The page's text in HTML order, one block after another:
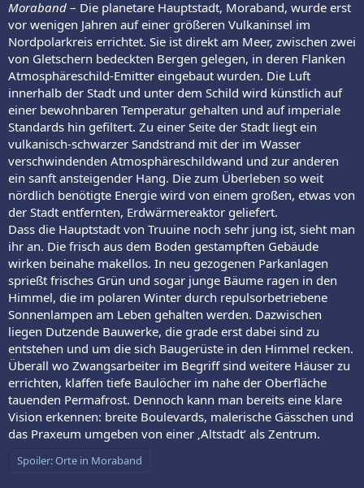
Moraband – Die planetare Hauptstadt, Moraband, wurde erst
vor wenigen Jahren auf einer größeren Vulkaninsel im
Nordpolarkreis errichtet. Sie ist direkt am Meer, zwischen zwei
von Gletschern bedeckten Bergen gelegen, in deren Flanken
Atmosphäreschild-Emitter eingebaut wurden. Die Luft
innerhalb der Stadt und unter dem Schild wird künstlich auf
einer bewohnbaren Temperatur gehalten und auf imperiale
Standards hin gefiltert. Zu einer Seite der Stadt liegt ein
vulkanisch-schwarzer Sandstrand mit der im Wasser
verschwindenden Atmosphäreschildwand und zur anderen
ein sanft ansteigender Hang. Die zum Überleben so weit
nördlich benötigte Energie wird von einem großen, etwas von
der Stadt entfernten, Erdwärmereaktor geliefert.
Dass die Hauptstadt von Truuine noch sehr jung ist, sieht man
ihr an. Die frisch aus dem Boden gestampften Gebäude
wirken beinahe makellos. In neu gezogenen Parkanlagen
sprießt frisches Grün und sogar junge Bäume ragen in den
Himmel, die im polaren Winter durch repulsorbetriebene
Sonnenlampen am Leben gehalten werden. Dazwischen
liegen Dutzende Bauwerke, die grade erst dabei sind zu
entstehen und um die sich Baugerüste in den Himmel recken.
Überall wo Zwangsarbeiter im Begriff sind weitere Häuser zu
errichten, klaffen tiefe Baulöcher im nahe der Oberfläche
tauenden Permafrost. Dennoch kann man bereits eine klare
Vision erkennen: breite Boulevards, malerische Gässchen und
das Praxeum umgeben von einer ‚Altstadt’ als Zentrum.
Spoiler:Orte in Moraband